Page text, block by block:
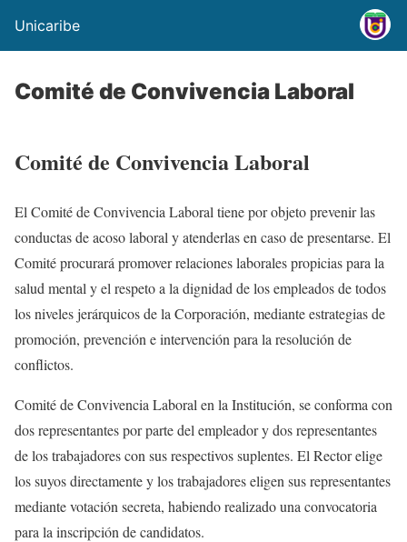
Unicaribe
Comité de Convivencia Laboral
Comité de Convivencia Laboral
El Comité de Convivencia Laboral tiene por objeto prevenir las
conductas de acoso laboral y atenderlas en caso de presentarse. El
Comité procurará promover relaciones laborales propicias para la
salud mental y el respeto a la dignidad de los empleados de todos
los niveles jerárquicos de la Corporación, mediante estrategias de
promoción, prevención e intervención para la resolución de
conflictos.
Comité de Convivencia Laboral en la Institución, se conforma con
dos representantes por parte del empleador y dos representantes
de los trabajadores con sus respectivos suplentes. El Rector elige
los suyos directamente y los trabajadores eligen sus representantes
mediante votación secreta, habiendo realizado una convocatoria
para la inscripción de candidatos.